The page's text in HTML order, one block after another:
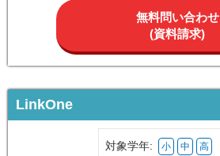
無料問い合わせ
(資料請求)
LinkOne
対象学年: 小 中 高